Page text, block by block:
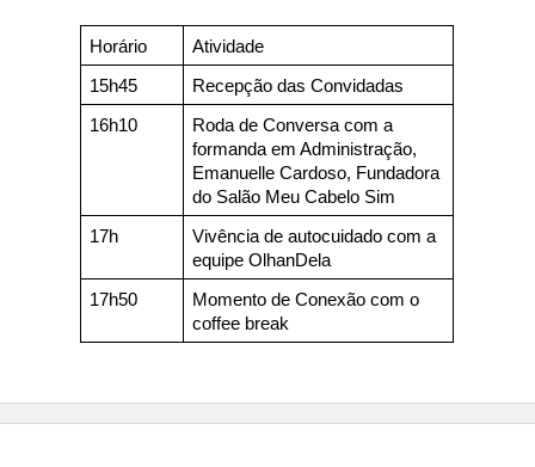
Horário Atividade
15h45 Recepção das Convidadas
16h10
Roda de Conversa com a
formanda em Administração,
Emanuelle Cardoso, Fundadora
do Salão Meu Cabelo Sim
17h
Vivência de autocuidado com a
equipe OlhanDela
17h50
Momento de Conexão com o
coffee break